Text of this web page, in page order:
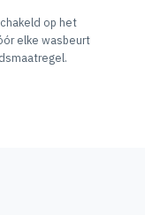
op het
elke wasbeurt